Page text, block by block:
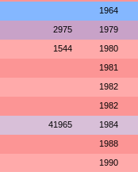
1964
2975 1979
1544 1980
1981
1982
1982
41965 1984
1988
1990